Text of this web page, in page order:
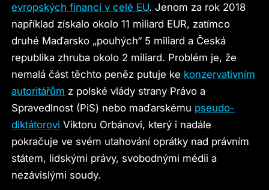
evropských financí v celé EU. Jenom za rok 2018
například získalo okolo 11 miliard EUR, zatímco
druhé Maďarsko „pouhých“ 5 miliard a Česká
republika zhruba okolo 2 miliard. Problém je, že
nemalá část těchto peněz putuje ke konzervativním
autoritářům z polské vlády strany Právo a
Spravedlnost (PiS) nebo maďarskému pseudo-
diktátorovi Viktoru Orbánovi, který i nadále
pokračuje ve svém utahování oprátky nad právním
státem, lidskými právy, svobodnými médii a
nezávislými soudy.